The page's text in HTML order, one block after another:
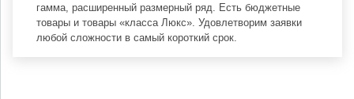
гамма, расширенный размерный ряд. Есть бюджетные
товары и товары «класса Люкс». Удовлетворим заявки
любой сложности в самый короткий срок.